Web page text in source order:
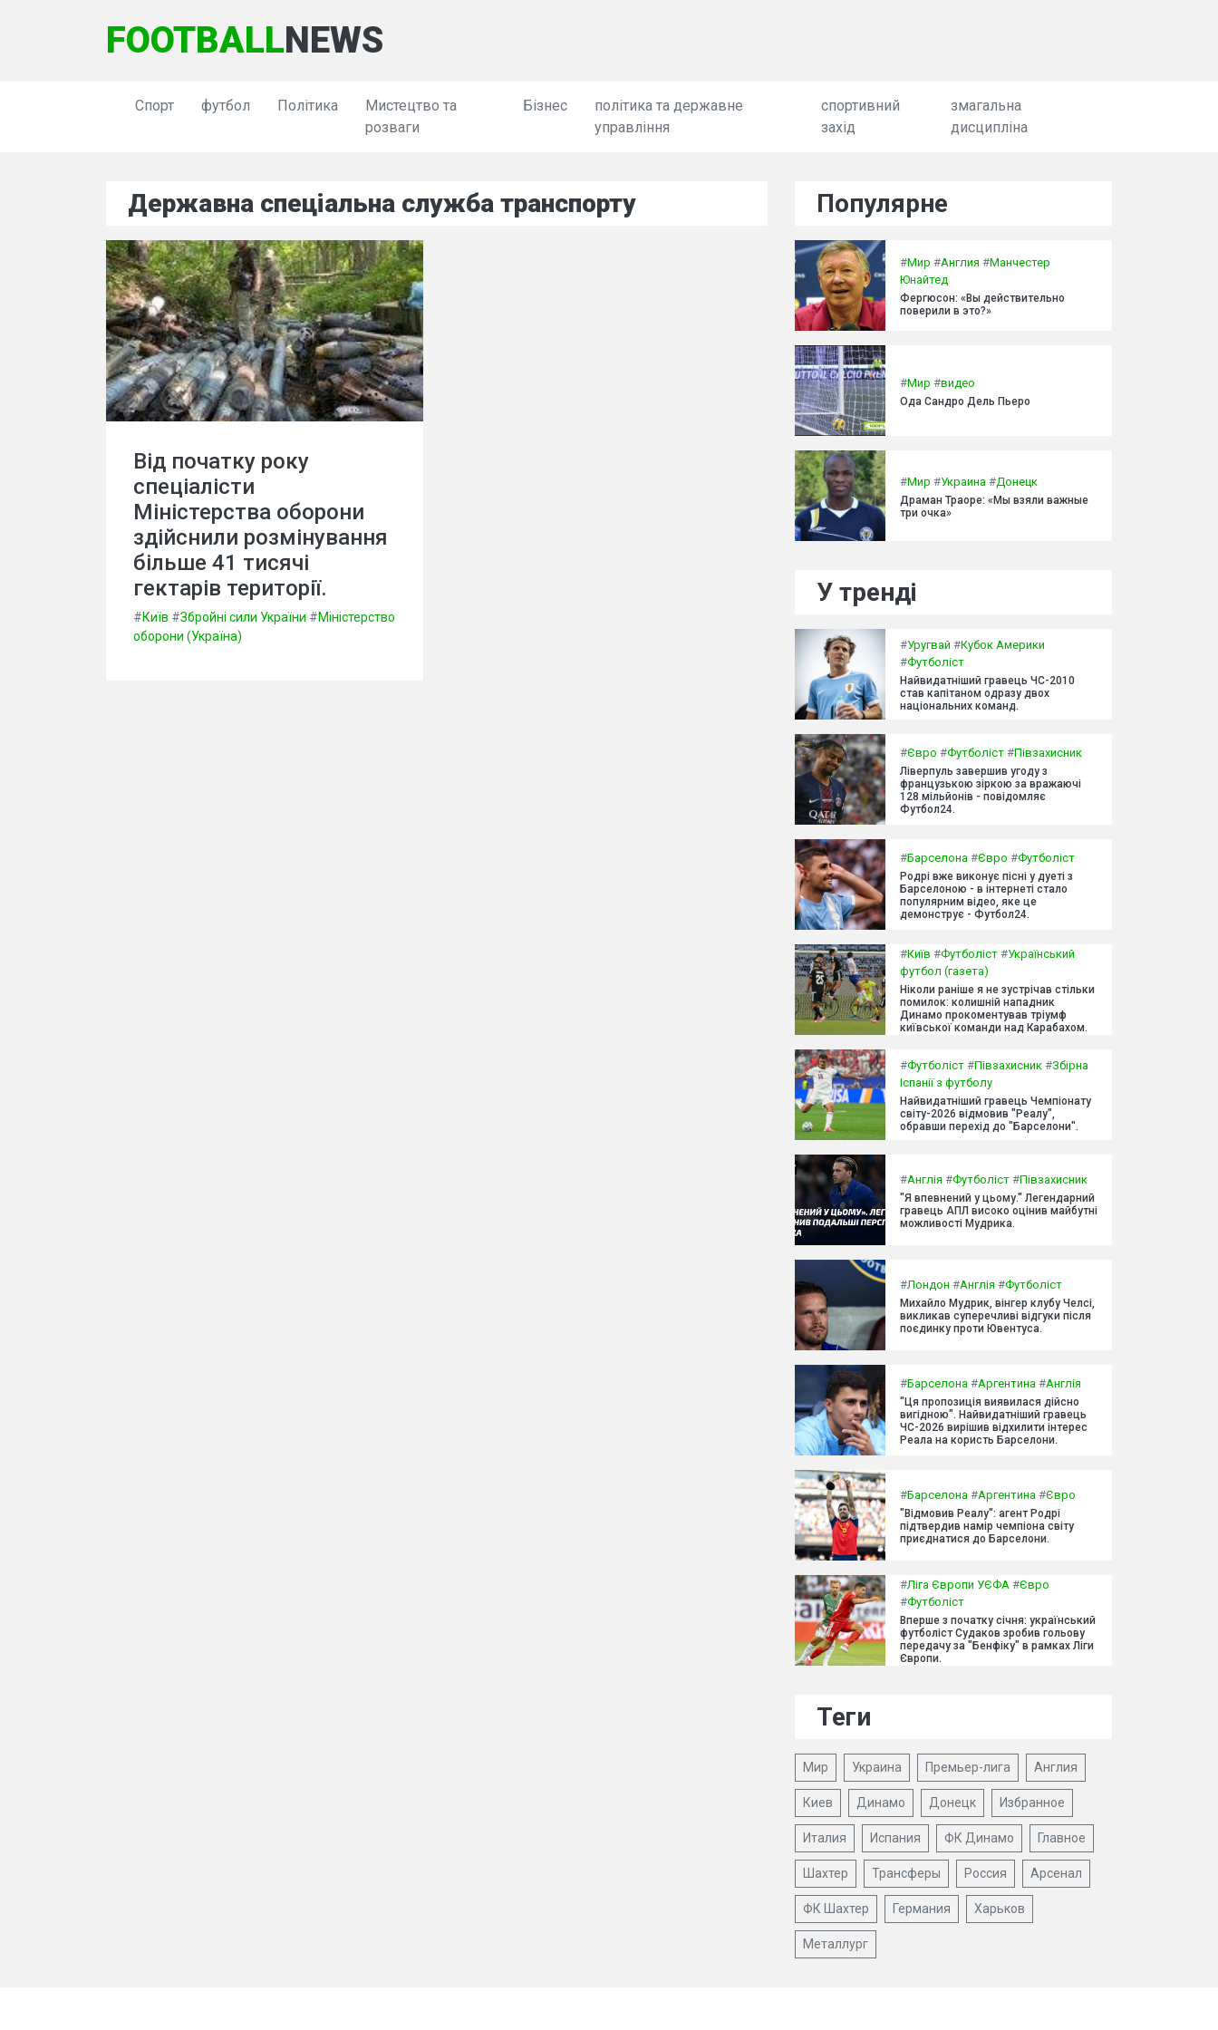
FOOTBALLNEWS
Спорт футбол Політика
Мистецтво та
розваги
Бізнес
політика та державне
управління
спортивний
захід
змагальна
дисципліна
Державна спеціальна служба транспорту
Від початку року
спеціалісти
Міністерства оборони
здійснили розмінування
більше 41 тисячі
гектарів території.
#Київ #Збройні сили України #Міністерство
оборони (Україна)
Популярне
#Мир #Англия #Манчестер
Юнайтед
Фергюсон: «Вы действительно
поверили в это?»
#Мир #видео
Ода Сандро Дель Пьеро
#Мир #Украина #Донецк
Драман Траоре: «Мы взяли важные
три очка»
У тренді
#Уругвай #Кубок Америки
#Футболіст
Найвидатніший гравець ЧС-2010
став капітаном одразу двох
національних команд.
#Євро #Футболіст #Півзахисник
Ліверпуль завершив угоду з
французькою зіркою за вражаючі
128 мільйонів - повідомляє
Футбол24.
#Барселона #Євро #Футболіст
Родрі вже виконує пісні у дуеті з
Барселоною - в інтернеті стало
популярним відео, яке це
демонструє - Футбол24.
#Київ #Футболіст #Український
футбол (газета)
Ніколи раніше я не зустрічав стільки
помилок: колишній нападник
Динамо прокоментував тріумф
київської команди над Карабахом.
#Футболіст #Півзахисник #Збірна
Іспанії з футболу
Найвидатніший гравець Чемпіонату
світу-2026 відмовив "Реалу",
обравши перехід до "Барселони".
#Англія #Футболіст #Півзахисник
"Я впевнений у цьому." Легендарний
гравець АПЛ високо оцінив майбутні
можливості Мудрика.
#Лондон #Англія #Футболіст
Михайло Мудрик, вінгер клубу Челсі,
викликав суперечливі відгуки після
поєдинку проти Ювентуса.
#Барселона #Аргентина #Англія
"Ця пропозиція виявилася дійсно
вигідною". Найвидатніший гравець
ЧС-2026 вирішив відхилити інтерес
Реала на користь Барселони.
#Барселона #Аргентина #Євро
"Відмовив Реалу": агент Родрі
підтвердив намір чемпіона світу
приєднатися до Барселони.
#Ліга Європи УЄФА #Євро
#Футболіст
Вперше з початку січня: український
футболіст Судаков зробив гольову
передачу за "Бенфіку" в рамках Ліги
Європи.
Теги
Мир Украина Премьер-лига Англия
Киев Динамо Донецк Избранное
Италия Испания ФК Динамо Главное
Шахтер Трансферы Россия Арсенал
ФК Шахтер Германия Харьков
Металлург